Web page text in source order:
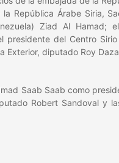
República Árabe Siria,
Ziad Al
del Centro
Exterior, diputado Roy
Saab Saab como
Robert Sandoval y